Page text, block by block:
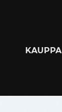
KAUPPA